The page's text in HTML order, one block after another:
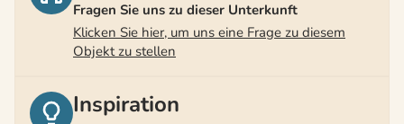
Fragen Sie uns zu dieser Unterkunft
Klicken Sie hier, um uns eine Frage zu diesem
Objekt zu stellen
Inspiration